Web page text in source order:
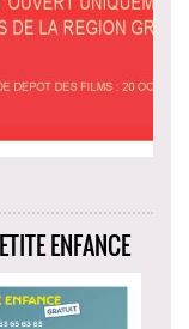
ENFANCE